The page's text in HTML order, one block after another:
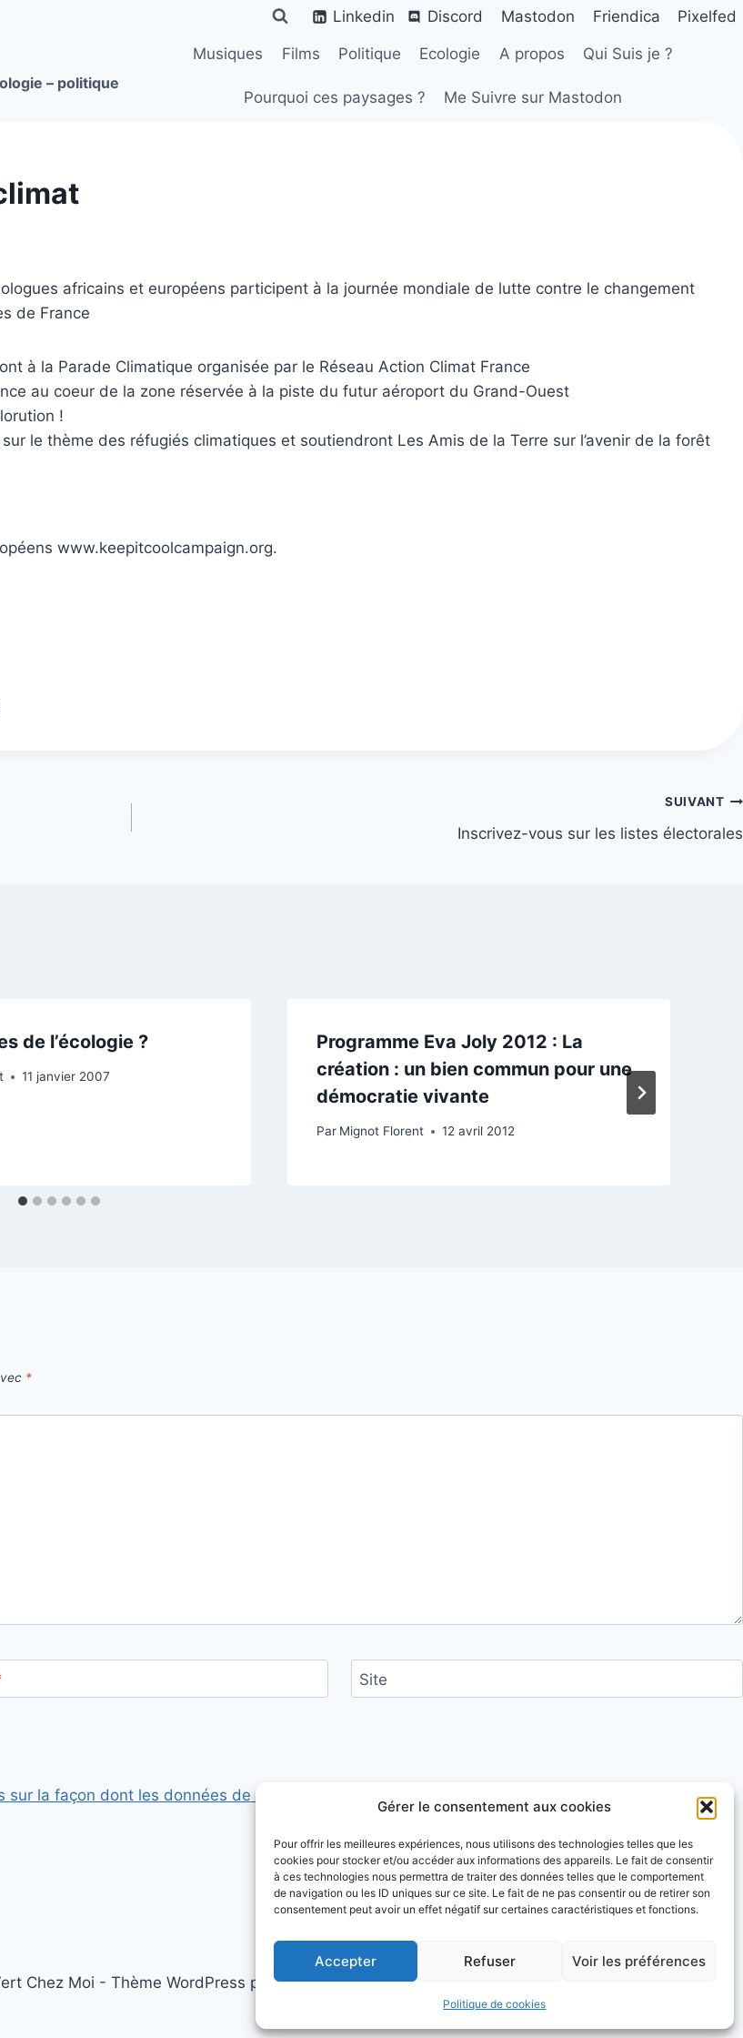
Gérer le consentement aux cookies
Pour offrir les meilleures expériences, nous utilisons des technologies telles que les
cookies pour stocker et/ou accéder aux informations des appareils. Le fait de consentir
à ces technologies nous permettra de traiter des données telles que le comportement
de navigation ou les ID uniques sur ce site. Le fait de ne pas consentir ou de retirer son
consentement peut avoir un effet négatif sur certaines caractéristiques et fonctions.
Accepter Refuser Voir les préférences
Politique de cookies
Linkedin Discord Mastodon Friendica Pixelfed
– politique
Musiques Films Politique Ecologie A propos Qui Suis je ?
Pourquoi ces paysages ? Me Suivre sur Mastodon
africains et européens participent à la journée mondiale de lutte contre le changement
de France
à la Parade Climatique organisée par le Réseau Action Climat France
au coeur de la zone réservée à la piste du futur aéroport du Grand-Ouest
!
le thème des réfugiés climatiques et soutiendront Les Amis de la Terre sur l’avenir de la forêt
www.keepitcoolcampaign.org.
SUIVANT
Inscrivez-vous sur les listes électorales
de l’écologie ?
11 janvier 2007
Programme Eva Joly 2012 : La
création : un bien commun pour une
démocratie vivante
Par Mignot Florent 12 avril 2012
*
Site
sur la façon dont les données de vos commentaires sont traitées
Chez Moi - Thème WordPress parKadence WP